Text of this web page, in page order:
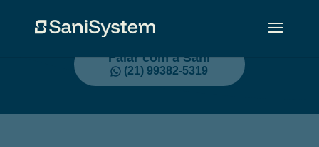
Falar com a Sani
(21) 99382-5319